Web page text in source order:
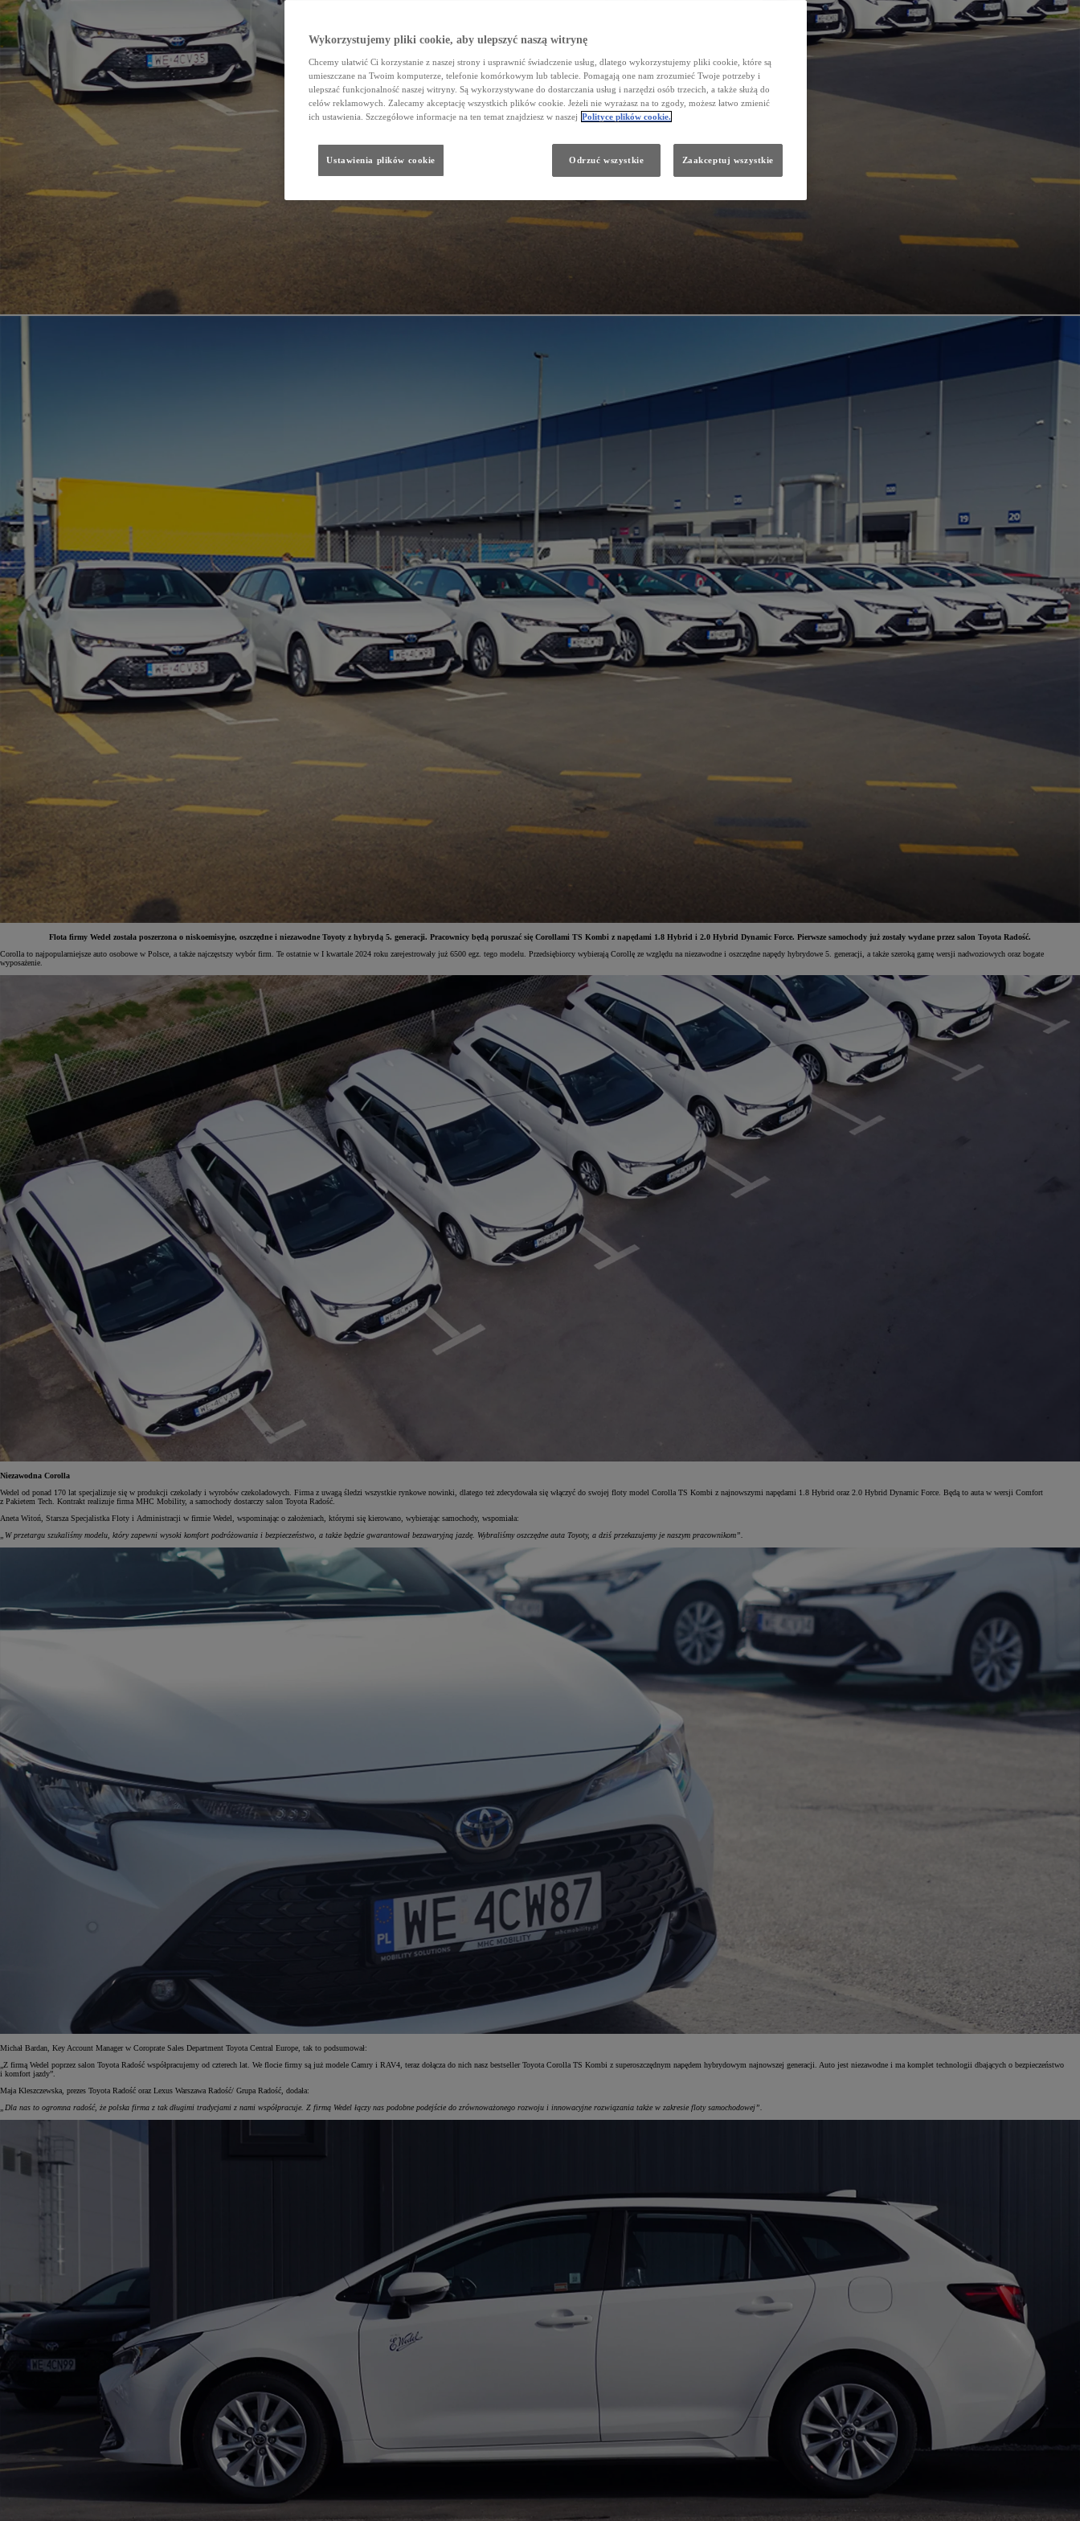
Flota firmy Wedel została poszerzona o niskoemisyjne, oszczędne i niezawodne Toyoty z hybrydą 5. generacji. Pracownicy będą poruszać się Corollami TS Kombi z napędami 1.8 Hybrid i 2.0 Hybrid Dynamic Force. Pierwsze samochody już zostały wydane przez salon Toyota Radość.
Corolla to najpopularniejsze auto osobowe w Polsce, a także najczęstszy wybór firm. Te ostatnie w I kwartale 2024 roku zarejestrowały już 6500 egz. tego modelu. Przedsiębiorcy wybierają Corollę ze względu na niezawodne i oszczędne napędy hybrydowe 5. generacji, a także szeroką gamę wersji nadwoziowych oraz bogate
wyposażenie.
Niezawodna Corolla
Wedel od ponad 170 lat specjalizuje się w produkcji czekolady i wyrobów czekoladowych. Firma z uwagą śledzi wszystkie rynkowe nowinki, dlatego też zdecydowała się włączyć do swojej floty model Corolla TS Kombi z najnowszymi napędami 1.8 Hybrid oraz 2.0 Hybrid Dynamic Force. Będą to auta w wersji Comfort
z Pakietem Tech. Kontrakt realizuje firma MHC Mobility, a samochody dostarczy salon Toyota Radość.
Aneta Witoń, Starsza Specjalistka Floty i Administracji w firmie Wedel, wspominając o założeniach, którymi się kierowano, wybierając samochody, wspomiała:
„W przetargu szukaliśmy modelu, który zapewni wysoki komfort podróżowania i bezpieczeństwo, a także będzie gwarantował bezawaryjną jazdę. Wybraliśmy oszczędne auta Toyoty, a dziś przekazujemy je naszym pracownikom”.
Michał Bardan, Key Account Manager w Coroprate Sales Department Toyota Central Europe, tak to podsumował:
„Z firmą Wedel poprzez salon Toyota Radość współpracujemy od czterech lat. We flocie firmy są już modele Camry i RAV4, teraz dołącza do nich nasz bestseller Toyota Corolla TS Kombi z superoszczędnym napędem hybrydowym najnowszej generacji. Auto jest niezawodne i ma komplet technologii dbających o bezpieczeństwo
i komfort jazdy”.
Maja Kleszczewska, prezes Toyota Radość oraz Lexus Warszawa Radość/ Grupa Radość, dodała:
„Dla nas to ogromna radość, że polska firma z tak długimi tradycjami z nami współpracuje. Z firmą Wedel łączy nas podobne podejście do zrównoważonego rozwoju i innowacyjne rozwiązania także w zakresie floty samochodowej”.
Wykorzystujemy pliki cookie, aby ulepszyć naszą witrynę
Chcemy ułatwić Ci korzystanie z naszej strony i usprawnić świadczenie usług, dlatego wykorzystujemy pliki cookie, które są
umieszczane na Twoim komputerze, telefonie komórkowym lub tablecie. Pomagają one nam zrozumieć Twoje potrzeby i
ulepszać funkcjonalność naszej witryny. Są wykorzystywane do dostarczania usług i narzędzi osób trzecich, a także służą do
celów reklamowych. Zalecamy akceptację wszystkich plików cookie. Jeżeli nie wyrażasz na to zgody, możesz łatwo zmienić
ich ustawienia. Szczegółowe informacje na ten temat znajdziesz w naszej Polityce plików cookie.
Ustawienia plików cookie Odrzuć wszystkie Zaakceptuj wszystkie